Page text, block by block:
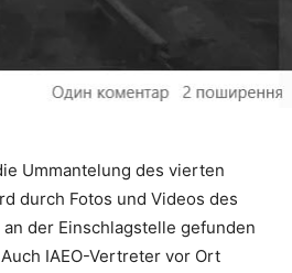
Ummantelung des vierten
durch Fotos und Videos des
der Einschlagstelle gefunden
IAEO-Vertreter vor Ort